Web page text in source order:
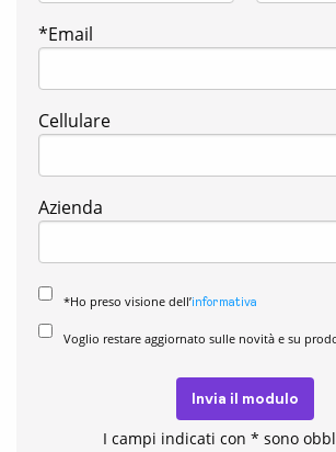
*Email
Cellulare
Azienda
*Ho preso visione dell’informativa
Voglio restare aggiornato sulle novità e su
Invia il modulo
I campi indicati con * sono